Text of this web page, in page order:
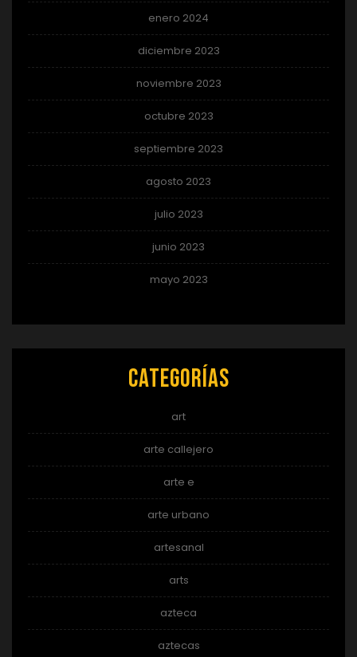
enero 2024
diciembre 2023
noviembre 2023
octubre 2023
septiembre 2023
agosto 2023
julio 2023
junio 2023
mayo 2023
Categorías
art
arte callejero
arte e
arte urbano
artesanal
arts
azteca
aztecas